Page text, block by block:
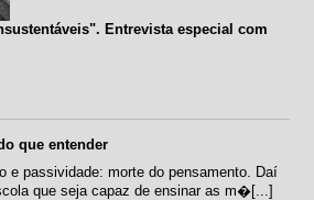
Entrevista especial com
que entender
e passividade: morte do pensamento. Daí
que seja capaz de ensinar as m�[...]